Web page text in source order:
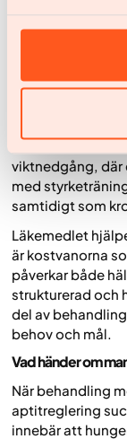
Ja,
aktivitet. För att
ett
viktnedgång,
med
samtidigt som
Läkemedlet
är kostvanorna
påverkar både
strukturerad och
del av
behov och mål.
Vad händer om
När behandling
aptitreglering
innebär att